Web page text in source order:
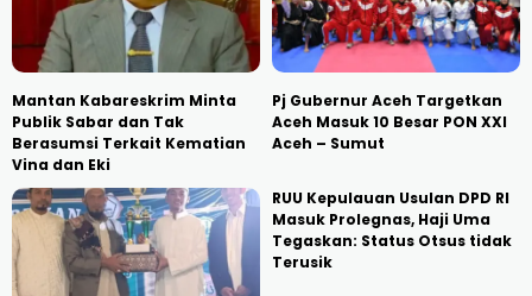
Mantan Kabareskrim Minta
Publik Sabar dan Tak
Berasumsi Terkait Kematian
Vina dan Eki
Pj Gubernur Aceh Targetkan
Aceh Masuk 10 Besar PON XXI
Aceh – Sumut
RUU Kepulauan Usulan DPD RI
Masuk Prolegnas, Haji Uma
Tegaskan: Status Otsus tidak
Terusik